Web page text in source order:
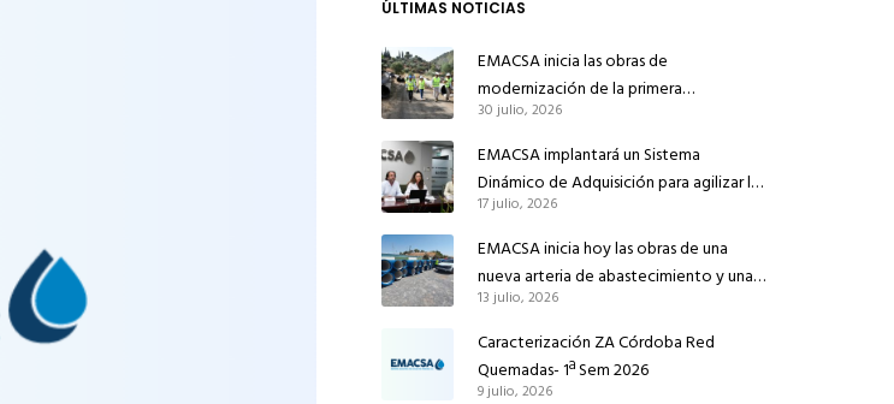
ÚLTIMAS NOTICIAS
EMACSA inicia las obras de
modernización de la primera
conducción de abastecimiento para
reforzar el suministro de agua de
Córdoba
30 julio, 2026
EMACSA implantará un Sistema
Dinámico de Adquisición para agilizar la
contratación de obras en sus redes e
instalaciones
17 julio, 2026
EMACSA inicia hoy las obras de una
nueva arteria de abastecimiento y una
red de agua no potable en Ingeniero
Ruiz de Azúa
13 julio, 2026
Caracterización ZA Córdoba Red
Quemadas- 1ª Sem 2026
9 julio, 2026